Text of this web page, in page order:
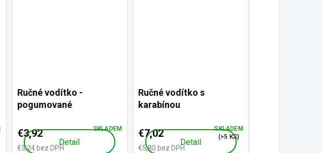
Ručné vodítko -
pogumované
€3,24 bez DPH
€3,92 SKLADEM
Detail
Ručné vodítko s
karabínou
€5,80 bez DPH
€7,02
SKLADEM
(>5 KS)
Detail